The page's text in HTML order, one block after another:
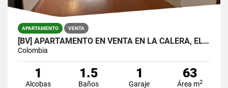
APARTAMENTO VENTA
[BV] APARTAMENTO EN VENTA EN LA CALERA, EL POBLADO POR LA SUPERIOR
Colombia
1
Alcobas
1.5
Baños
1
Garaje
63
Área m2